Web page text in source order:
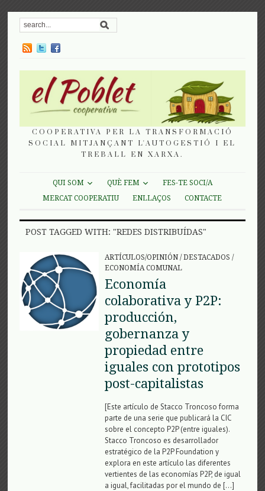
COOPERATIVA PER LA TRANSFORMACIÓ
SOCIAL MITJANÇANT L'AUTOGESTIÓ I EL
TREBALL EN XARXA.
QUI SOM QUÈ FEM
FES-TE SOCI/A
MERCAT COOPERATIU
ENLLAÇOS CONTACTE
POST TAGGED WITH: "REDES DISTRIBUÍDAS"
ARTÍCULOS/OPINIÓN/DESTACADOS /
ECONOMÍA COMUNAL
Economía
colaborativa y P2P:
producción,
gobernanza y
propiedad entre
iguales con prototipos
post-capitalistas
[Este artículo de Stacco Troncoso forma
parte de una serie que publicará la CIC
sobre el concepto P2P (entre iguales).
Stacco Troncoso es desarrollador
estratégico de la P2P Foundation y
explora en este artículo las diferentes
vertientes de las economías P2P, de igual
a igual, facilitadas por el mundo de […]